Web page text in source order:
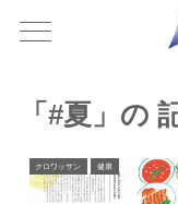
「#夏」の
クロワッサン 健康